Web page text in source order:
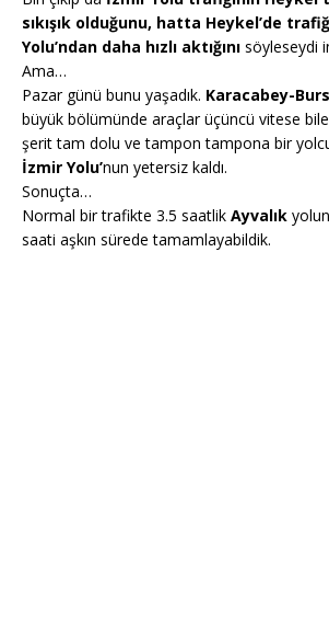
sıkışık olduğunu, hatta Heykel’de
Yolu’ndan daha hızlı aktığını söyleseydi
Ama…
Pazar günü bunu yaşadık. Karacabey-
büyük bölümünde araçlar üçüncü vitese bile
şerit tam dolu ve tampon tampona bir
İzmir Yolu’nun yetersiz kaldı.
Sonuçta…
Normal bir trafikte 3.5 saatlik Ayvalık
saati aşkın sürede tamamlayabildik.